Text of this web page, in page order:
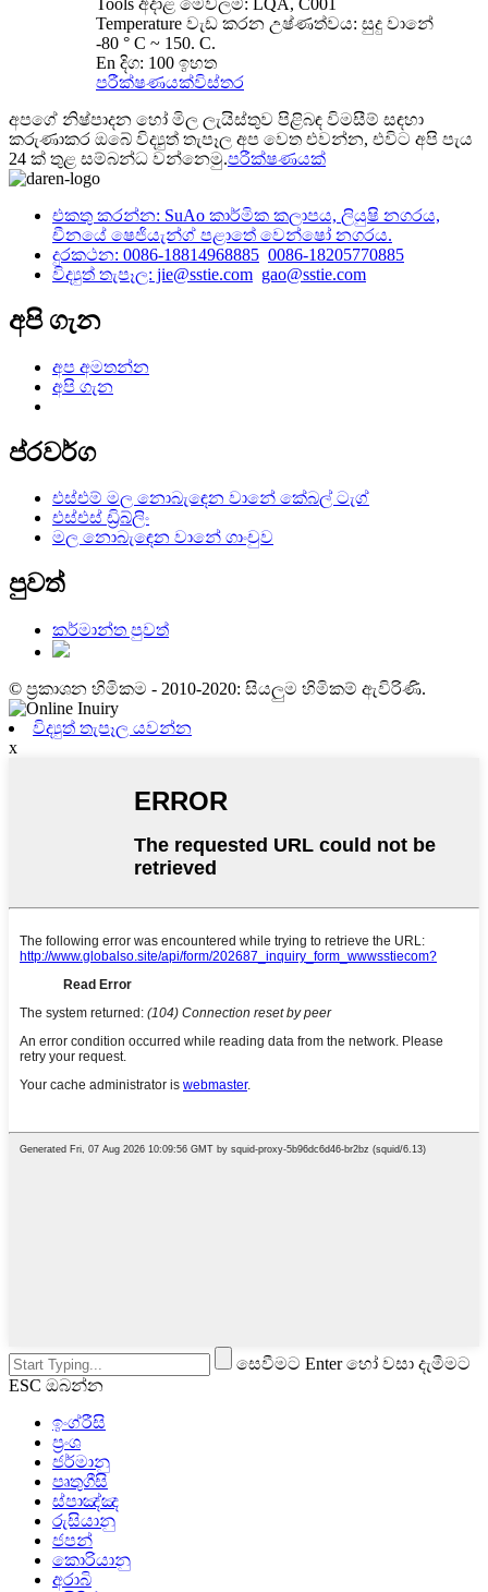
Temperature වැඩ කරන උෂ්ණත්වය: සුදු වානේ
-80 ° C ~ 150. C.
En දිග: 100 ඉහත
පරීක්ෂණයක්විස්තර
අපගේ නිෂ්පාදන හෝ මිල ලැයිස්තුව පිළිබඳ විමසීම් සඳහා
කරුණාකර ඔබේ විද්‍යුත් තැපෑල අප වෙත එවන්න, එවිට අපි පැය
24 ක් තුළ සම්බන්ධ වන්නෙමු.පරීක්ෂණයක්
එකතු කරන්න: SuAo කාර්මික කලාපය, ලියුෂි නගරය,
චීනයේ ෂෙජියැන්ග් පළාතේ වෙන්ෂෝ නගරය.
දුරකථන: 0086-18814968885 0086-18205770885
විද්‍යුත් තැපෑල: jie@sstie.com gao@sstie.com
අපි ගැන
අප අමතන්න
අපි ගැන
ප්රවර්ග
එස්එම් මල නොබැඳෙන වානේ කේබල් ටැග්
එස්එස් ඩ්‍රිබ්ලිං
මල නොබැඳෙන වානේ ගාංචුව
පුවත්
කර්මාන්ත පුවත්
© ප්‍රකාශන හිමිකම - 2010-2020: සියලුම හිමිකම් ඇවිරිණි.
විද්‍යුත් තැපෑල යවන්න
x
සෙවීමට Enter හෝ වසා දැමීමට
ESC ඔබන්න
ඉංග්රීසි
ප්‍රංශ
ජර්මානු
පෘතුගීසි
ස්පාඤ්ඤ
රුසියානු
ජපන්
කොරියානු
අරාබි